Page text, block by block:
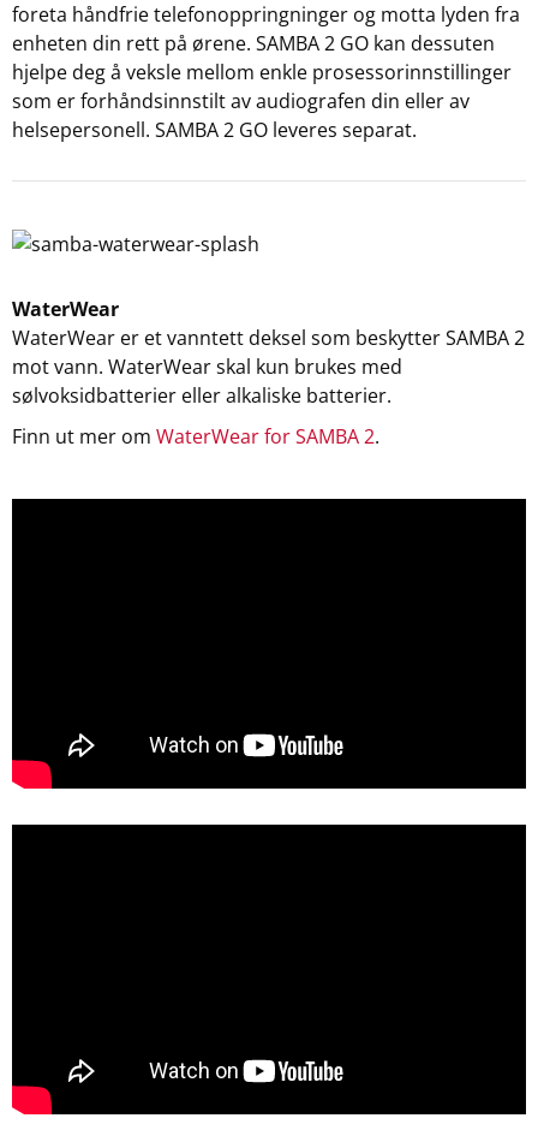
foreta håndfrie telefonoppringninger og motta lyden fra
enheten din rett på ørene. SAMBA 2 GO kan dessuten
hjelpe deg å veksle mellom enkle prosessorinnstillinger
som er forhåndsinnstilt av audiografen din eller av
helsepersonell. SAMBA 2 GO leveres separat.
WaterWear
WaterWear er et vanntett deksel som beskytter SAMBA 2
mot vann. WaterWear skal kun brukes med
sølvoksidbatterier eller alkaliske batterier.
Finn ut mer om WaterWear for SAMBA 2.